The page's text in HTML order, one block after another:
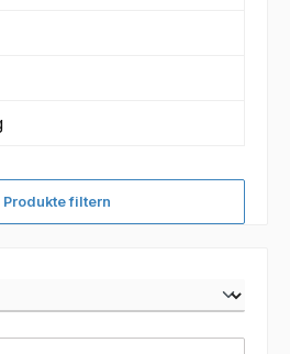
Produkte filtern